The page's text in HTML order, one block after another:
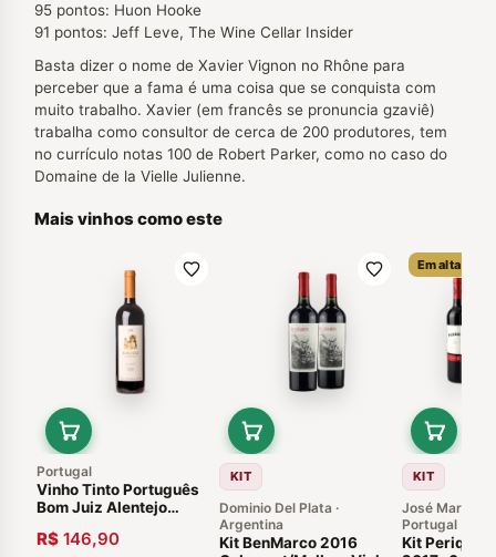
95 pontos: Huon Hooke
91 pontos: Jeff Leve, The Wine Cellar Insider
Basta dizer o nome de Xavier Vignon no Rhône para
perceber que a fama é uma coisa que se conquista com
muito trabalho. Xavier (em francês se pronuncia gzaviê)
trabalha como consultor de cerca de 200 produtores, tem
no currículo notas 100 de Robert Parker, como no caso do
Domaine de la Vielle Julienne.
Mais vinhos como este
Portugal
Vinho Tinto Português
Bom Juiz Alentejo
R$ 146,90
KIT
Dominio Del Plata ·
Argentina
Kit BenMarco 2016
Em alta
KIT
José Maria da
Portugal
Kit